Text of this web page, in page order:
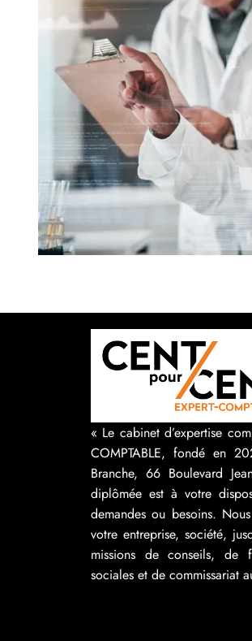
« Le cabinet d’expertise
COMPTABLE, fondé en
Branche, 66 Boulevard
diplômée est à votre
demandes ou besoins.
votre entreprise, société,
missions de conseils, de
sociales et de commissariat